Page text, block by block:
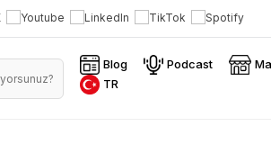
Blog Podcast
TR